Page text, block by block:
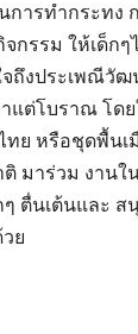
การทำกระทง
กรรม ให้เด็กๆ
ถึงประเพณีวัฒ
แต่โบราณ โด
ทย หรือชุดพื้นเ
มาร่วม งานใ
ๆ ตื่นเต้นและ
ย